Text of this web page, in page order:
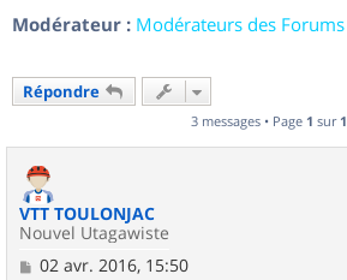
Modérateur : Modérateurs des Forums
Répondre
3 messages • Page 1 sur 1
VTT TOULONJAC
Nouvel Utagawiste
M
02 avr. 2016, 15:50